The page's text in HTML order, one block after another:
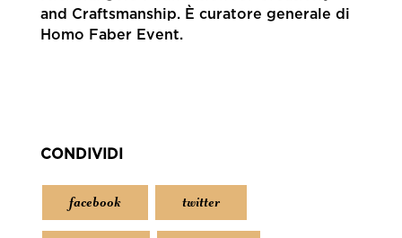
and Craftsmanship. È curatore generale di
Homo Faber Event.
CONDIVIDI
facebook twitter